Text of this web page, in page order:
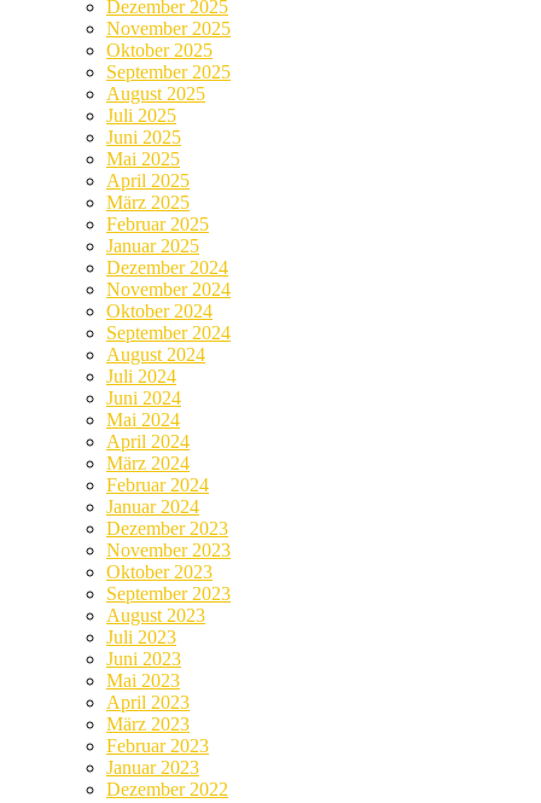
Dezember 2025
November 2025
Oktober 2025
September 2025
August 2025
Juli 2025
Juni 2025
Mai 2025
April 2025
März 2025
Februar 2025
Januar 2025
Dezember 2024
November 2024
Oktober 2024
September 2024
August 2024
Juli 2024
Juni 2024
Mai 2024
April 2024
März 2024
Februar 2024
Januar 2024
Dezember 2023
November 2023
Oktober 2023
September 2023
August 2023
Juli 2023
Juni 2023
Mai 2023
April 2023
März 2023
Februar 2023
Januar 2023
Dezember 2022